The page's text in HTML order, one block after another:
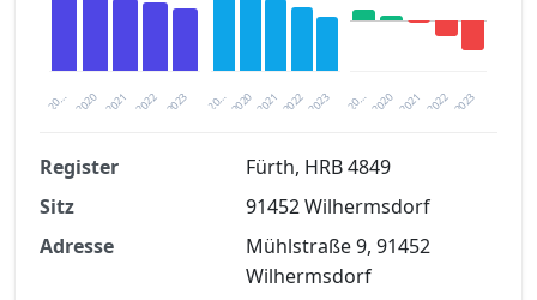
20… 2021 2023
2020 2022 20… 2021 2023
2020 2022 20… 2021 2023
2020 2022
Finanzkennzahlen nach kostenloser
Registrierung verfügbar
Jetzt kostenlos registrieren
Register
Fürth, HRB 4849
Sitz
91452 Wilhermsdorf
Adresse
Mühlstraße 9, 91452
Wilhermsdorf